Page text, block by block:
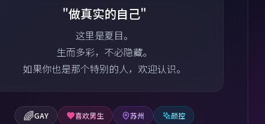
"做真实的自己"
这里是夏目。
生而多彩，不必隐藏。
如果你也是那个特别的人，欢迎认识。
🌈GAY 喜欢男生 苏州
颜控